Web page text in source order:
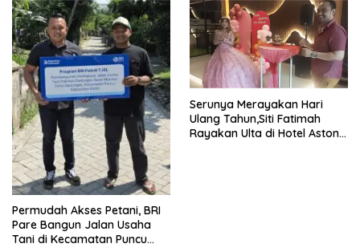
Pemilik Tanah
Permudah Akses Petani, BRI
Pare Bangun Jalan Usaha
Tani di Kecamatan Puncu
Serunya Merayakan Hari
Ulang Tahun,Siti Fatimah
Rayakan Ulta di Hotel Aston